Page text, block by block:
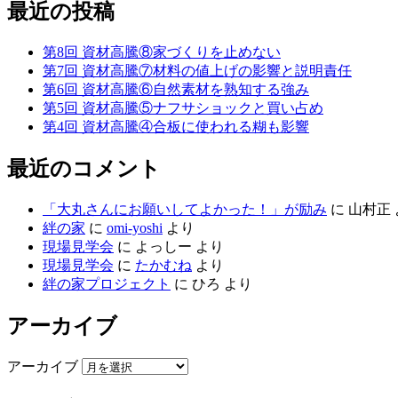
最近の投稿
第8回 資材高騰⑧家づくりを止めない
第7回 資材高騰⑦材料の値上げの影響と説明責任
第6回 資材高騰⑥自然素材を熟知する強み
第5回 資材高騰⑤ナフサショックと買い占め
第4回 資材高騰④合板に使われる糊も影響
最近のコメント
「大丸さんにお願いしてよかった！」が励み に 山村正
絆の家 に omi-yoshi より
現場見学会 に よっしー より
現場見学会 に たかむね より
絆の家プロジェクト に ひろ より
アーカイブ
アーカイブ